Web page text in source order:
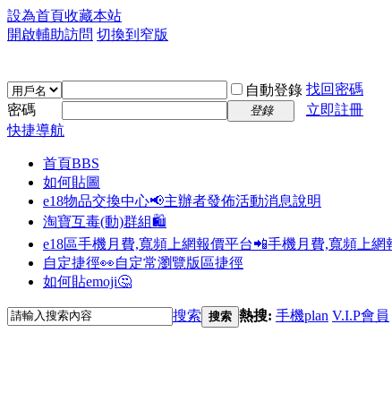
設為首頁收藏本站
開啟輔助訪問 切換到窄版
自動登錄 找回密碼
密碼
登錄
立即註冊
快捷導航
首頁BBS
如何貼圖
e18物品交換中心📢主辦者發佈活動消息說明
淘寶互毒(動)群組🛍️
e18區手機月費,寬頻上網報價平台📲手機月費,寬頻上網
自定捷徑👀自定常瀏覽版區捷徑
如何貼emoji🤔
搜索 搜索 熱搜: 手機plan V.I.P會員